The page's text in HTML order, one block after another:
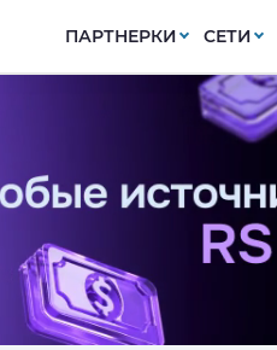
ПАРТНЕРКИ СЕТИ